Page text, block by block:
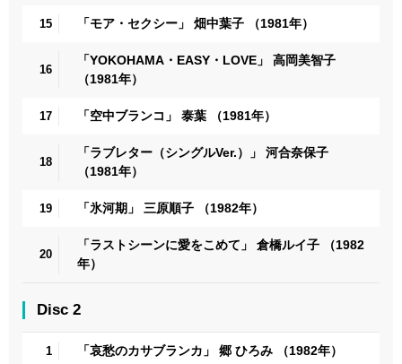
15 「モア・セクシー」 畑中葉子 （1981年）
16
「YOKOHAMA・EASY・LOVE」 高岡美智子
（1981年）
17 「空中ブランコ」 泰葉 （1981年）
18
「ラブレター（シングルVer.）」 河合奈保子
（1981年）
19 「氷河期」 三原順子 （1982年）
20
「ラストシーンに愛をこめて」 倉橋ルイ子 （1982
年）
Disc 2
1 「哀愁のカサブランカ」 郷 ひろみ （1982年）